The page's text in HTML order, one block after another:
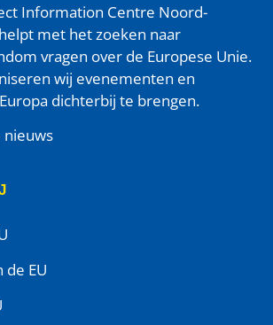
Information Centre Noord-
met het zoeken naar
vragen over de Europese Unie.
wij evenementen en
dichterbij te brengen.
nieuws
EU